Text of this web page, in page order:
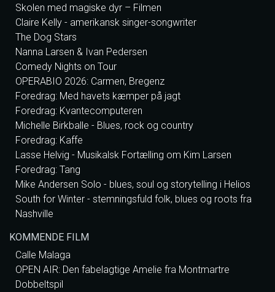
Skolen med magiske dyr – Filmen
Claire Kelly - amerikansk singer-songwriter
The Dog Stars
Nanna Larsen & Ivan Pedersen
Comedy Nights on Tour
OPERABIO 2026: Carmen, Bregenz
Foredrag: Med havets kæmper på jagt
Foredrag: Kvantecomputeren
Michelle Birkballe - Blues, rock og country
Foredrag: Kaffe
Lasse Helvig - Musikalsk Fortælling om Kim Larsen
Foredrag: Tang
Mike Andersen Solo - blues, soul og storytelling i Helios
South for Winter - stemningsfuld folk, blues og roots fra
Nashville
KOMMENDE FILM
Calle Malaga
OPEN AIR: Den fabelagtige Amelie fra Montmartre
Dobbeltspil